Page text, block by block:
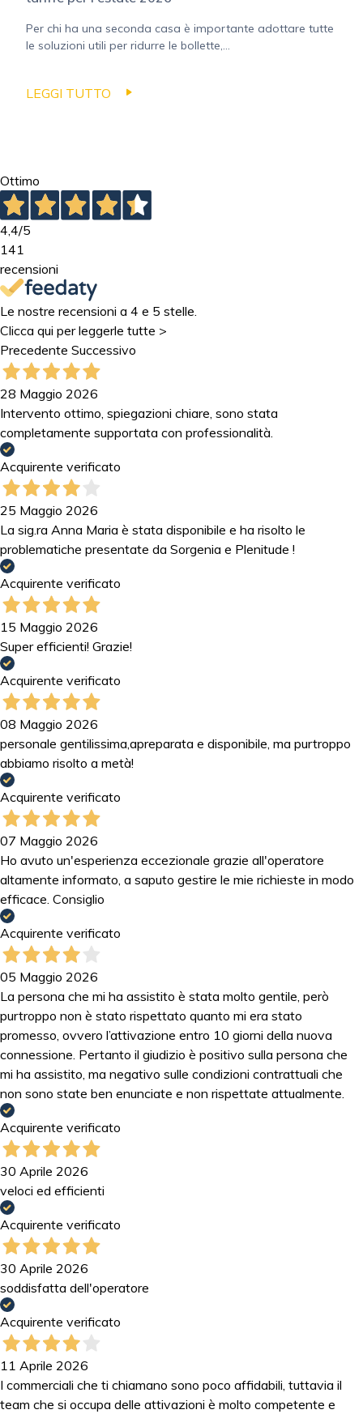
Per chi ha una seconda casa è importante adottare tutte
le soluzioni utili per ridurre le bollette,...
LEGGI TUTTO
Ottimo
4,4/5
141
recensioni
Le nostre recensioni a 4 e 5 stelle.
Clicca qui per leggerle tutte >
Precedente Successivo
28 Maggio 2026
Intervento ottimo, spiegazioni chiare, sono stata
completamente supportata con professionalità.
Acquirente verificato
25 Maggio 2026
La sig.ra Anna Maria è stata disponibile e ha risolto le
problematiche presentate da Sorgenia e Plenitude !
Acquirente verificato
15 Maggio 2026
Super efficienti! Grazie!
Acquirente verificato
08 Maggio 2026
personale gentilissima,apreparata e disponibile, ma purtroppo
abbiamo risolto a metà!
Acquirente verificato
07 Maggio 2026
Ho avuto un'esperienza eccezionale grazie all'operatore
altamente informato, a saputo gestire le mie richieste in modo
efficace. Consiglio
Acquirente verificato
05 Maggio 2026
La persona che mi ha assistito è stata molto gentile, però
purtroppo non è stato rispettato quanto mi era stato
promesso, ovvero l’attivazione entro 10 giorni della nuova
connessione. Pertanto il giudizio è positivo sulla persona che
mi ha assistito, ma negativo sulle condizioni contrattuali che
non sono state ben enunciate e non rispettate attualmente.
Acquirente verificato
30 Aprile 2026
veloci ed efficienti
Acquirente verificato
30 Aprile 2026
soddisfatta dell'operatore
Acquirente verificato
11 Aprile 2026
I commerciali che ti chiamano sono poco affidabili, tuttavia il
team che si occupa delle attivazioni è molto competente e